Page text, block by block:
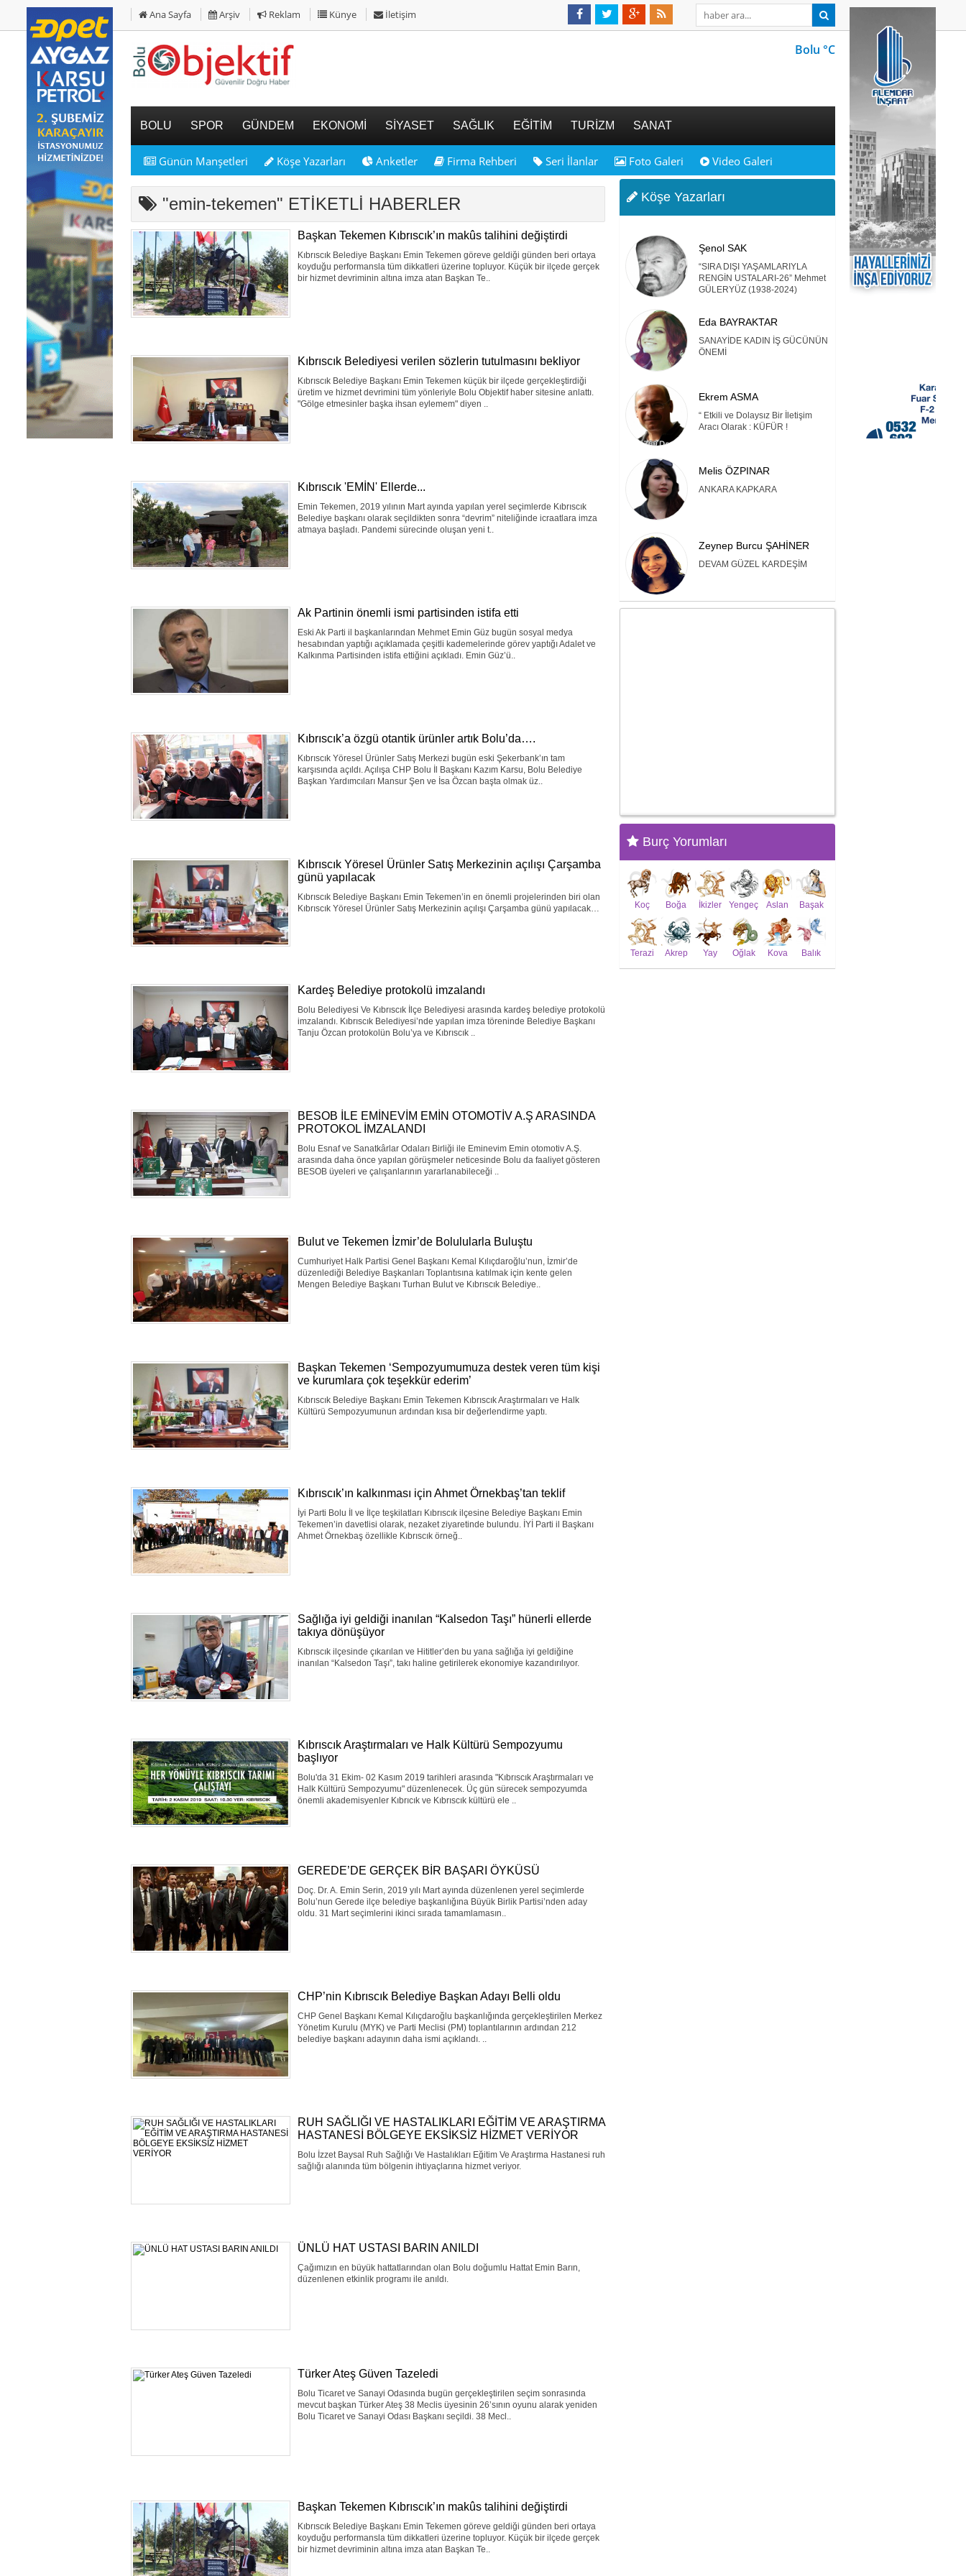
Ana Sayfa Arşiv Reklam Künye İletişim
Bolu °C
BOLU SPOR GÜNDEM EKONOMİ SİYASET SAĞLIK EĞİTİM TURİZM SANAT
Günün Manşetleri Köşe Yazarları Anketler Firma Rehberi Seri İlanlar Foto Galeri Video Galeri
"emin-tekemen" ETİKETLİ HABERLER
Başkan Tekemen Kıbrıscık’ın makûs talihini değiştirdi
Kıbrıscık Belediye Başkanı Emin Tekemen göreve geldiği günden beri ortaya
koyduğu performansla tüm dikkatleri üzerine topluyor. Küçük bir ilçede gerçek
bir hizmet devriminin altına imza atan Başkan Te..
Kıbrıscık Belediyesi verilen sözlerin tutulmasını bekliyor
Kıbrıscık Belediye Başkanı Emin Tekemen küçük bir ilçede gerçekleştirdiği
üretim ve hizmet devrimini tüm yönleriyle Bolu Objektif haber sitesine anlattı.
"Gölge etmesinler başka ihsan eylemem" diyen ..
Kıbrıscık 'EMİN' Ellerde...
Emin Tekemen, 2019 yılının Mart ayında yapılan yerel seçimlerde Kıbrıscık
Belediye başkanı olarak seçildikten sonra “devrim” niteliğinde icraatlara imza
atmaya başladı. Pandemi sürecinde oluşan yeni t..
Ak Partinin önemli ismi partisinden istifa etti
Eski Ak Parti il başkanlarından Mehmet Emin Güz bugün sosyal medya
hesabından yaptığı açıklamada çeşitli kademelerinde görev yaptığı Adalet ve
Kalkınma Partisinden istifa ettiğini açıkladı. Emin Güz’ü..
Kıbrıscık’a özgü otantik ürünler artık Bolu’da….
Kıbrıscık Yöresel Ürünler Satış Merkezi bugün eski Şekerbank’ın tam
karşısında açıldı. Açılışa CHP Bolu İl Başkanı Kazım Karsu, Bolu Belediye
Başkan Yardımcıları Mansur Şen ve İsa Özcan başta olmak üz..
Kıbrıscık Yöresel Ürünler Satış Merkezinin açılışı Çarşamba
günü yapılacak
Kıbrıscık Belediye Başkanı Emin Tekemen’in en önemli projelerinden biri olan
Kıbrıscık Yöresel Ürünler Satış Merkezinin açılışı Çarşamba günü yapılacak…
Kardeş Belediye protokolü imzalandı
Bolu Belediyesi Ve Kıbrıscık İlçe Belediyesi arasında kardeş belediye protokolü
imzalandı. Kıbrıscık Belediyesi’nde yapılan imza töreninde Belediye Başkanı
Tanju Özcan protokolün Bolu’ya ve Kıbrıscık ..
BESOB İLE EMİNEVİM EMİN OTOMOTİV A.Ş ARASINDA
PROTOKOL İMZALANDI
Bolu Esnaf ve Sanatkârlar Odaları Birliği ile Eminevim Emin otomotiv A.Ş.
arasında daha önce yapılan görüşmeler neticesinde Bolu da faaliyet gösteren
BESOB üyeleri ve çalışanlarının yararlanabileceği ..
Bulut ve Tekemen İzmir’de Bolulularla Buluştu
Cumhuriyet Halk Partisi Genel Başkanı Kemal Kılıçdaroğlu’nun, İzmir’de
düzenlediği Belediye Başkanları Toplantısına katılmak için kente gelen
Mengen Belediye Başkanı Turhan Bulut ve Kıbrıscık Belediye..
Başkan Tekemen ‘Sempozyumumuza destek veren tüm kişi
ve kurumlara çok teşekkür ederim’
Kıbrıscık Belediye Başkanı Emin Tekemen Kıbrıscık Araştırmaları ve Halk
Kültürü Sempozyumunun ardından kısa bir değerlendirme yaptı.
Kıbrıscık’ın kalkınması için Ahmet Örnekbaş’tan teklif
İyi Parti Bolu İl ve İlçe teşkilatları Kıbrıscık ilçesine Belediye Başkanı Emin
Tekemen’in davetlisi olarak, nezaket ziyaretinde bulundu. İYİ Parti il Başkanı
Ahmet Örnekbaş özellikle Kıbrıscık örneğ..
Sağlığa iyi geldiği inanılan “Kalsedon Taşı” hünerli ellerde
takıya dönüşüyor
Kıbrıscık ilçesinde çıkarılan ve Hititler’den bu yana sağlığa iyi geldiğine
inanılan “Kalsedon Taşı”, takı haline getirilerek ekonomiye kazandırılıyor.
Kıbrıscık Araştırmaları ve Halk Kültürü Sempozyumu
başlıyor
Bolu'da 31 Ekim- 02 Kasım 2019 tarihleri arasında "Kıbrıscık Araştırmaları ve
Halk Kültürü Sempozyumu" düzenlenecek. Üç gün sürecek sempozyumda
önemli akademisyenler Kıbrıcık ve Kıbrıscık kültürü ele ..
GEREDE’DE GERÇEK BİR BAŞARI ÖYKÜSÜ
Doç. Dr. A. Emin Serin, 2019 yılı Mart ayında düzenlenen yerel seçimlerde
Bolu’nun Gerede ilçe belediye başkanlığına Büyük Birlik Partisi’nden aday
oldu. 31 Mart seçimlerini ikinci sırada tamamlamasın..
CHP’nin Kıbrıscık Belediye Başkan Adayı Belli oldu
CHP Genel Başkanı Kemal Kılıçdaroğlu başkanlığında gerçekleştirilen Merkez
Yönetim Kurulu (MYK) ve Parti Meclisi (PM) toplantılarının ardından 212
belediye başkanı adayının daha ismi açıklandı. ..
RUH SAĞLIĞI VE HASTALIKLARI EĞİTİM VE ARAŞTIRMA
HASTANESİ BÖLGEYE EKSİKSİZ HİZMET VERİYOR
Bolu İzzet Baysal Ruh Sağlığı Ve Hastalıkları Eğitim Ve Araştırma Hastanesi ruh
sağlığı alanında tüm bölgenin ihtiyaçlarına hizmet veriyor.
ÜNLÜ HAT USTASI BARIN ANILDI
Çağımızın en büyük hattatlarından olan Bolu doğumlu Hattat Emin Barın,
düzenlenen etkinlik programı ile anıldı.
Türker Ateş Güven Tazeledi
Bolu Ticaret ve Sanayi Odasında bugün gerçekleştirilen seçim sonrasında
mevcut başkan Türker Ateş 38 Meclis üyesinin 26’sının oyunu alarak yeniden
Bolu Ticaret ve Sanayi Odası Başkanı seçildi. 38 Mecl..
Başkan Tekemen Kıbrıscık’ın makûs talihini değiştirdi
Kıbrıscık Belediye Başkanı Emin Tekemen göreve geldiği günden beri ortaya
koyduğu performansla tüm dikkatleri üzerine topluyor. Küçük bir ilçede gerçek
bir hizmet devriminin altına imza atan Başkan Te..
Köşe Yazarları
Şenol SAK
“SIRA DIŞI YAŞAMLARIYLA
RENGİN USTALARI-26” Mehmet
GÜLERYÜZ (1938-2024)
Eda BAYRAKTAR
SANAYİDE KADIN İŞ GÜCÜNÜN
ÖNEMİ
Ekrem ASMA
“ Etkili ve Dolaysız Bir İletişim
Aracı Olarak : KÜFÜR !
Melis ÖZPINAR
ANKARA KAPKARA
Zeynep Burcu ŞAHİNER
DEVAM GÜZEL KARDEŞİM
Burç Yorumları
Koç Boğa İkizler Yengeç Aslan Başak
Terazi Akrep Yay Oğlak Kova Balık